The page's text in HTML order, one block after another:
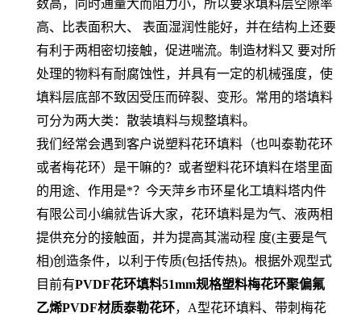
数高，同时通量大而阻力小，所以要求填料层空隙率
高、比表面积大、 表面湿润性能好，并在结构上还要
有利于两相密切接触，促进喘流。制造材料又 要对所
处理的物料有耐腐蚀性，并具有一定的机械强度，使
填料层底部不致因受压而碎裂、变形。常用的塔填料
可分为两大类：散装填料与规整填料。
我们经常会遇到客户说塑料花环填料（也叫泰勒花环
或者梅花环）是干嘛的？或者塑料花环填料在塔里面
的用途、作用是*？今天萍乡市环星化工填料塔内件
有限公司小编就告诉大家，花环填料是为气、液两相
提供充分的接触面，并为提高其湍动程 度(主要是气
相)创造条件，以利于传质(包括传热)。根据外观型式
目前有PVDF花环填料51mm规格塑料梅花环聚偏氟
乙烯PVDF材质泰勒花环，A型花环填料、带刺梅花